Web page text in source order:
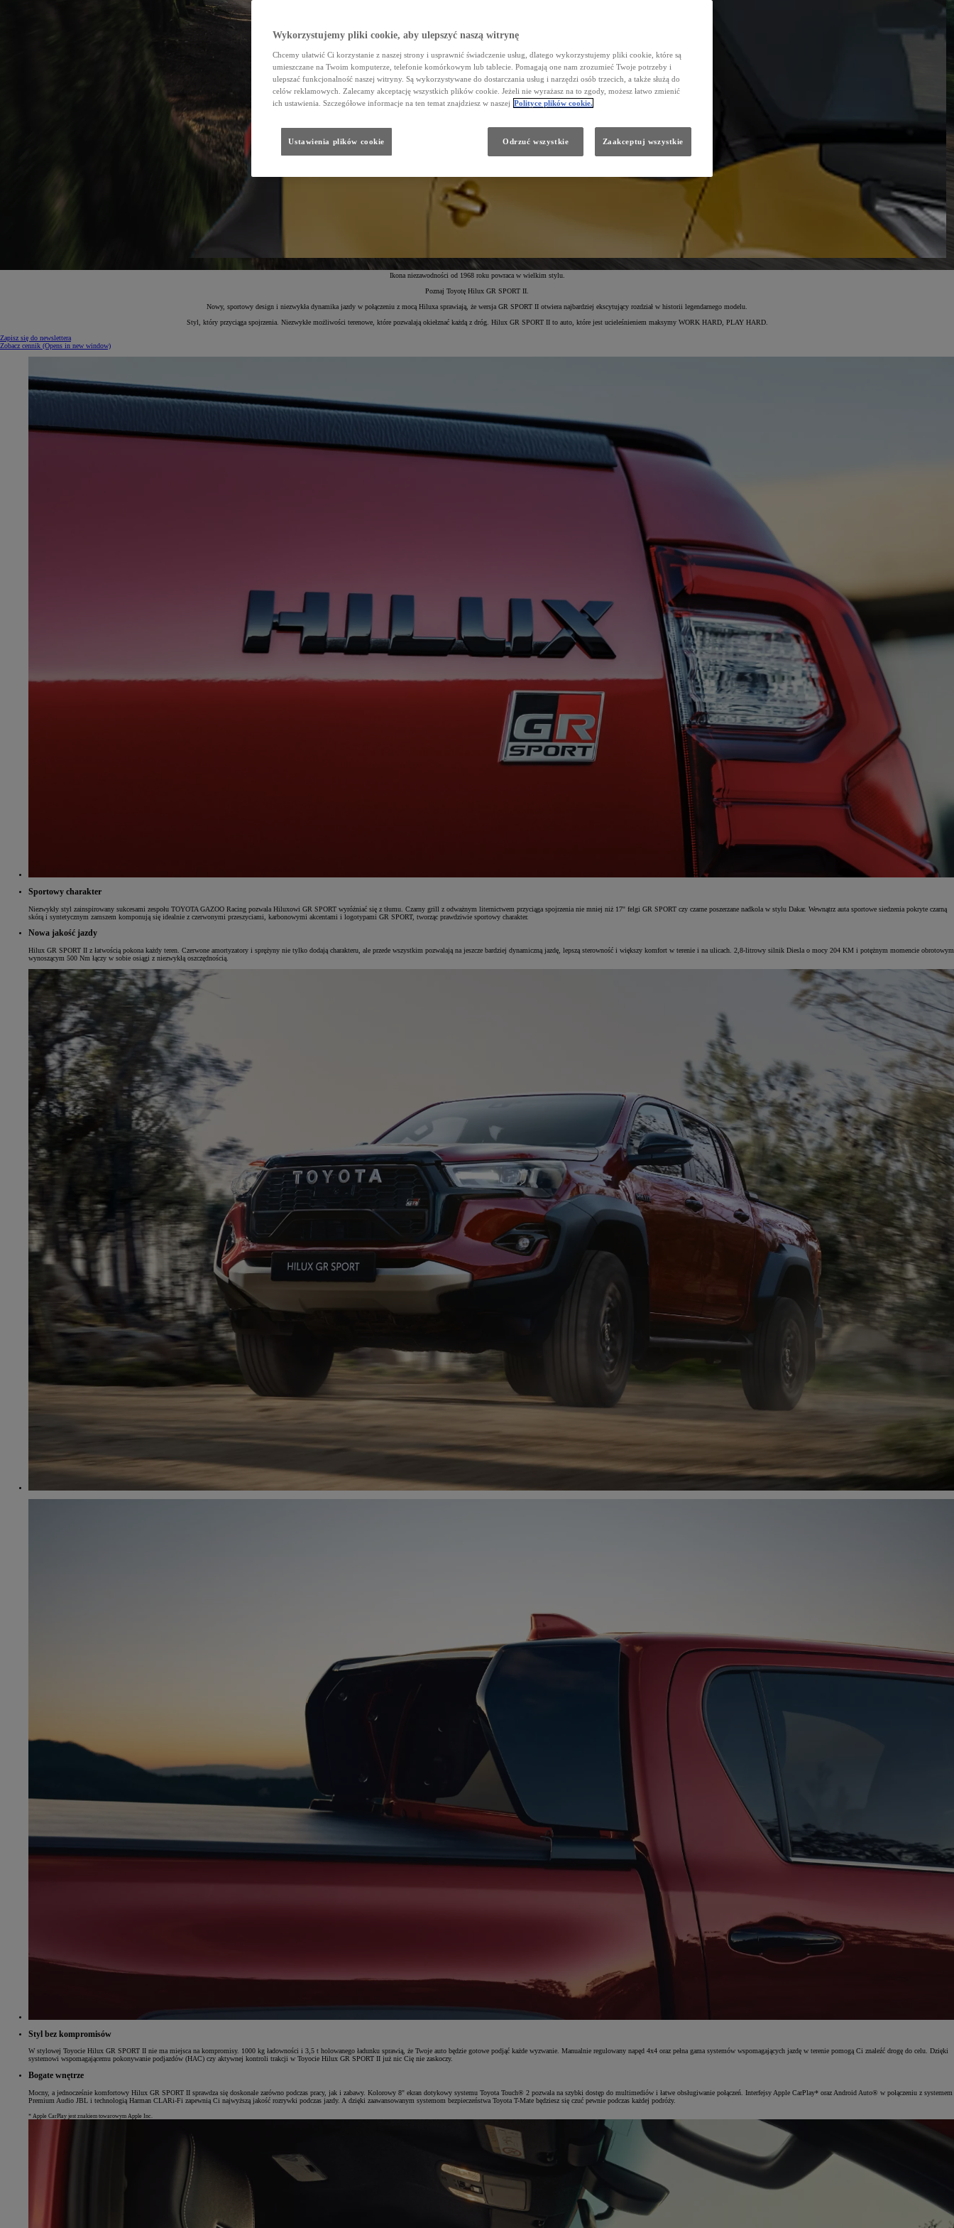
Yaris Cross
HYBRID
105 300 zł
Ikona niezawodności od 1968 roku powraca w wielkim stylu.
Poznaj Toyotę Hilux GR SPORT II.
Nowy, sportowy design i niezwykła dynamika jazdy w połączeniu z mocą Hiluxa sprawiają, że wersja GR SPORT II otwiera najbardziej ekscytujący rozdział w historii legendarnego modelu.
Styl, który przyciąga spojrzenia. Niezwykłe możliwości terenowe, które pozwalają okiełznać każdą z dróg. Hilux GR SPORT II to auto, które jest ucieleśnieniem maksymy WORK HARD, PLAY HARD.
Zapisz się do newslettera
Zobacz cennik (Opens in new window)
Sportowy charakter
Niezwykły styl zainspirowany sukcesami zespołu TOYOTA GAZOO Racing pozwala Hiluxowi GR SPORT wyróżniać się z tłumu. Czarny grill z odważnym liternictwem przyciąga spojrzenia nie mniej niż 17'' felgi GR SPORT czy czarne poszerzane nadkola w stylu Dakar. Wewnątrz auta sportowe siedzenia pokryte czarną
skórą i syntetycznym zamszem komponują się idealnie z czerwonymi przeszyciami, karbonowymi akcentami i logotypami GR SPORT, tworząc prawdziwie sportowy charakter.
Nowa jakość jazdy
Hilux GR SPORT II z łatwością pokona każdy teren. Czerwone amortyzatory i sprężyny nie tylko dodają charakteru, ale przede wszystkim pozwalają na jeszcze bardziej dynamiczną jazdę, lepszą sterowność i większy komfort w terenie i na ulicach. 2,8-litrowy silnik Diesla o mocy 204 KM i potężnym momencie obrotowym
wynoszącym 500 Nm łączy w sobie osiągi z niezwykłą oszczędnością.
Styl bez kompromisów
W stylowej Toyocie Hilux GR SPORT II nie ma miejsca na kompromisy. 1000 kg ładowności i 3,5 t holowanego ładunku sprawią, że Twoje auto będzie gotowe podjąć każde wyzwanie. Manualnie regulowany napęd 4x4 oraz pełna gama systemów wspomagających jazdę w terenie pomogą Ci znaleźć drogę do celu. Dzięki
systemowi wspomagającemu pokonywanie podjazdów (HAC) czy aktywnej kontroli trakcji w Toyocie Hilux GR SPORT II już nic Cię nie zaskoczy.
Bogate wnętrze
Mocny, a jednocześnie komfortowy Hilux GR SPORT II sprawdza się doskonale zarówno podczas pracy, jak i zabawy. Kolorowy 8'' ekran dotykowy systemu Toyota Touch® 2 pozwala na szybki dostęp do multimediów i łatwe obsługiwanie połączeń. Interfejsy Apple CarPlay* oraz Android Auto® w połączeniu z systemem
Premium Audio JBL i technologią Harman CLARi-Fi zapewnią Ci najwyższą jakość rozrywki podczas jazdy. A dzięki zaawansowanym systemom bezpieczeństwa Toyota T-Mate będziesz się czuć pewnie podczas każdej podróży.
* Apple CarPlay jest znakiem towarowym Apple Inc.
Wykorzystujemy pliki cookie, aby ulepszyć naszą witrynę
Chcemy ułatwić Ci korzystanie z naszej strony i usprawnić świadczenie usług, dlatego wykorzystujemy pliki cookie, które są
umieszczane na Twoim komputerze, telefonie komórkowym lub tablecie. Pomagają one nam zrozumieć Twoje potrzeby i
ulepszać funkcjonalność naszej witryny. Są wykorzystywane do dostarczania usług i narzędzi osób trzecich, a także służą do
celów reklamowych. Zalecamy akceptację wszystkich plików cookie. Jeżeli nie wyrażasz na to zgody, możesz łatwo zmienić
ich ustawienia. Szczegółowe informacje na ten temat znajdziesz w naszej Polityce plików cookie.
Ustawienia plików cookie Odrzuć wszystkie Zaakceptuj wszystkie